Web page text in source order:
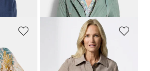
Veste trench, aspect froissé
179,00 CHF
309,00 CHF